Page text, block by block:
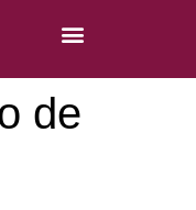
de